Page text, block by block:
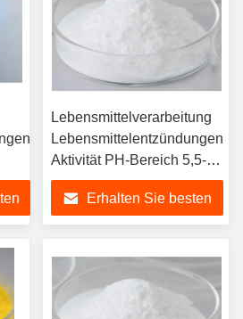
Lebensmittelverarbeitung
Lebensmittelentzündungen
Aktivität PH-Bereich 5,5-
11.5
Erhalten Sie besten